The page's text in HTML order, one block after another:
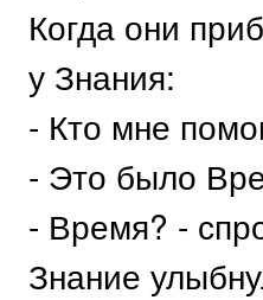
Когда они
у Знания:
- Кто мне
- Это было
- Время? -
Знание